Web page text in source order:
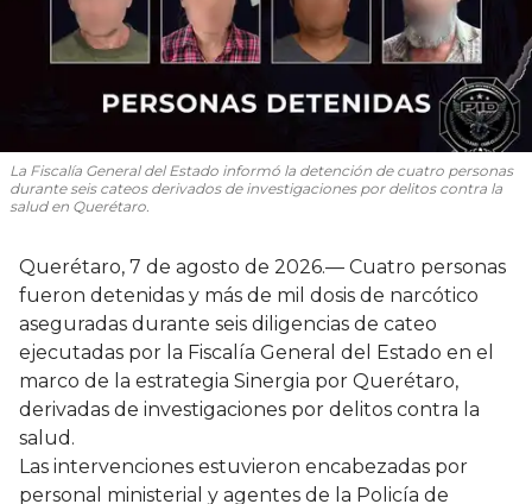
La Fiscalía General del Estado informó la detención de cuatro personas
durante seis cateos derivados de investigaciones por delitos contra la
salud en Querétaro.
Querétaro, 7 de agosto de 2026.— Cuatro personas
fueron detenidas y más de mil dosis de narcótico
aseguradas durante seis diligencias de cateo
ejecutadas por la Fiscalía General del Estado en el
marco de la estrategia Sinergia por Querétaro,
derivadas de investigaciones por delitos contra la
salud.
Las intervenciones estuvieron encabezadas por
personal ministerial y agentes de la Policía de